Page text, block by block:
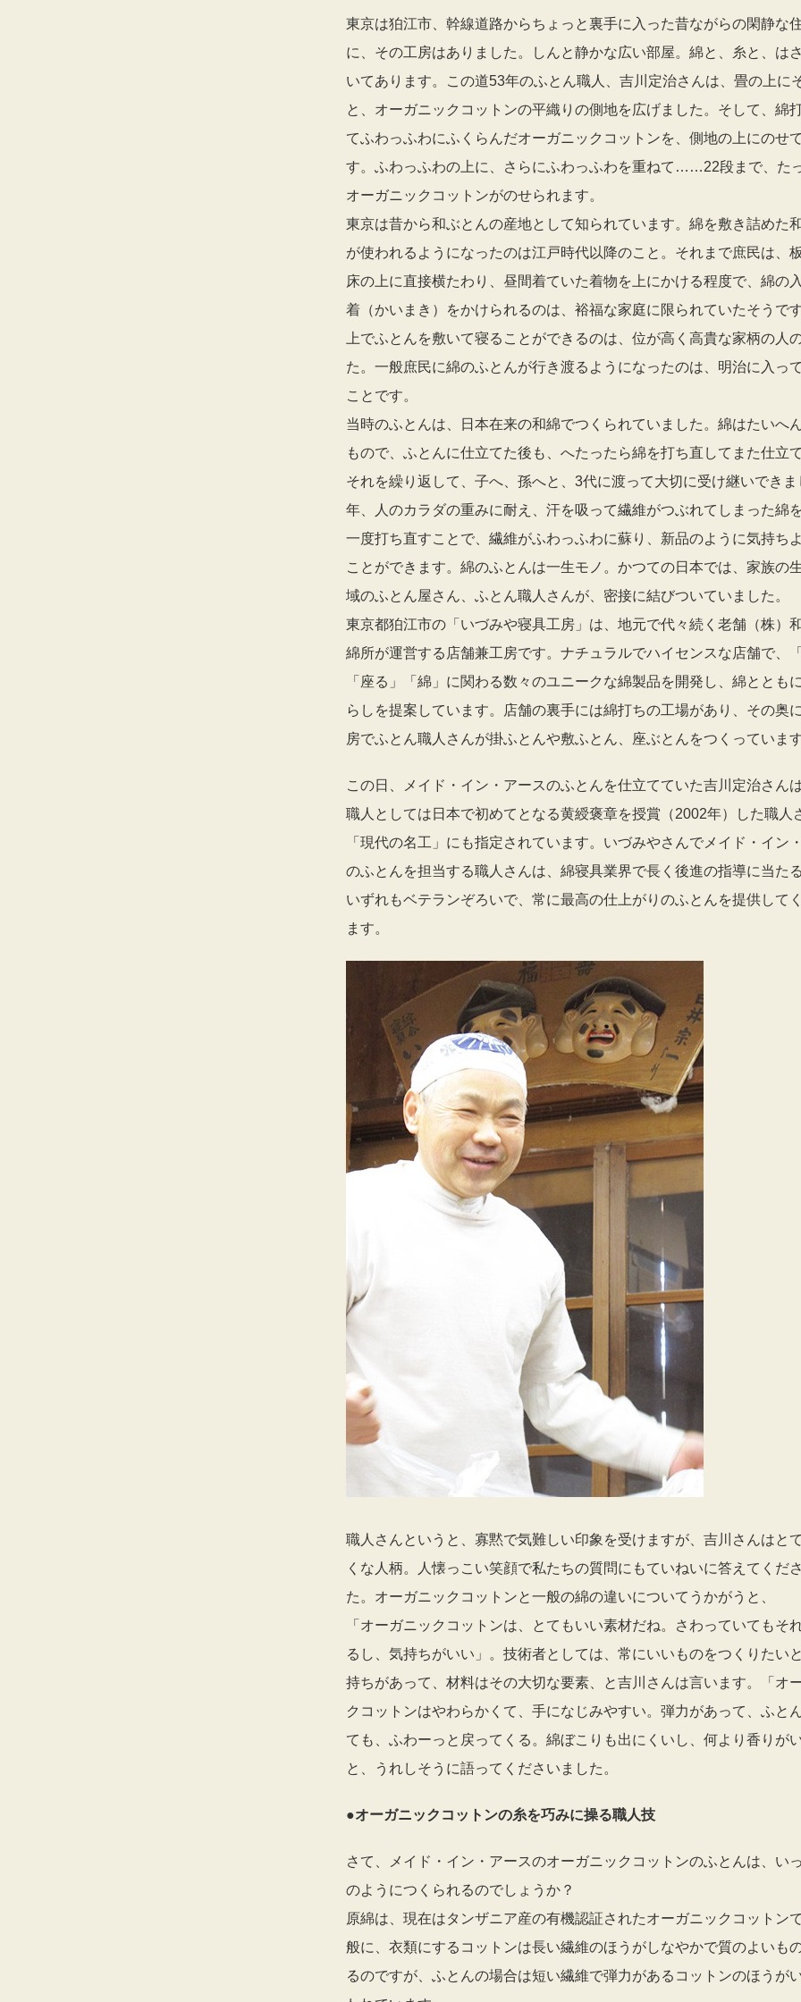
東京は狛江市、幹線道路からちょっと裏手に入った昔ながらの閑静な
に、その工房はありました。しんと静かな広い部屋。綿と、糸と、は
いてあります。この道53年のふとん職人、吉川定治さんは、畳の上に
と、オーガニックコットンの平織りの側地を広げました。そして、綿
てふわっふわにふくらんだオーガニックコットンを、側地の上にのせ
す。ふわっふわの上に、さらにふわっふわを重ねて……22段まで、た
オーガニックコットンがのせられます。
東京は昔から和ぶとんの産地として知られています。綿を敷き詰めた
が使われるようになったのは江戸時代以降のこと。それまで庶民は、
床の上に直接横たわり、昼間着ていた着物を上にかける程度で、綿の
着（かいまき）をかけられるのは、裕福な家庭に限られていたそうで
上でふとんを敷いて寝ることができるのは、位が高く高貴な家柄の人
た。一般庶民に綿のふとんが行き渡るようになったのは、明治に入っ
ことです。
当時のふとんは、日本在来の和綿でつくられていました。綿はたいへ
もので、ふとんに仕立てた後も、へたったら綿を打ち直してまた仕立て
それを繰り返して、子へ、孫へと、3代に渡って大切に受け継いでき
年、人のカラダの重みに耐え、汗を吸って繊維がつぶれてしまった綿
一度打ち直すことで、繊維がふわっふわに蘇り、新品のように気持ち
ことができます。綿のふとんは一生モノ。かつての日本では、家族の
域のふとん屋さん、ふとん職人さんが、密接に結びついていました。
東京都狛江市の「いづみや寝具工房」は、地元で代々続く老舗（株）
綿所が運営する店舗兼工房です。ナチュラルでハイセンスな店舗で、「
「座る」「綿」に関わる数々のユニークな綿製品を開発し、綿ととも
らしを提案しています。店舗の裏手には綿打ちの工場があり、その奥
房でふとん職人さんが掛ふとんや敷ふとん、座ぶとんをつくっています
この日、メイド・イン・アースのふとんを仕立てていた吉川定治さん
職人としては日本で初めてとなる黄綬褒章を授賞（2002年）した職人
「現代の名工」にも指定されています。いづみやさんでメイド・イン
のふとんを担当する職人さんは、綿寝具業界で長く後進の指導に当たる
いずれもベテランぞろいで、常に最高の仕上がりのふとんを提供して
ます。
職人さんというと、寡黙で気難しい印象を受けますが、吉川さんはと
くな人柄。人懐っこい笑顔で私たちの質問にもていねいに答えてくだ
た。オーガニックコットンと一般の綿の違いについてうかがうと、
「オーガニックコットンは、とてもいい素材だね。さわっていてもそ
るし、気持ちがいい」。技術者としては、常にいいものをつくりたい
持ちがあって、材料はその大切な要素、と吉川さんは言います。「オ
クコットンはやわらかくて、手になじみやすい。弾力があって、ふと
ても、ふわーっと戻ってくる。綿ぼこりも出にくいし、何より香りがい
と、うれしそうに語ってくださいました。
●オーガニックコットンの糸を巧みに操る職人技
さて、メイド・イン・アースのオーガニックコットンのふとんは、い
のようにつくられるのでしょうか？
原綿は、現在はタンザニア産の有機認証されたオーガニックコットン
般に、衣類にするコットンは長い繊維のほうがしなやかで質のよいも
るのですが、ふとんの場合は短い繊維で弾力があるコットンのほうが